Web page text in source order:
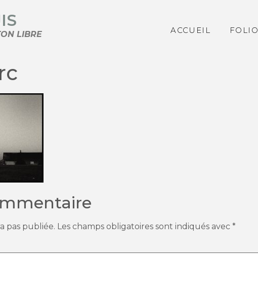
LIBRE ACCUEIL FOLIO
pas publiée. Les champs obligatoires sont indiqués avec *